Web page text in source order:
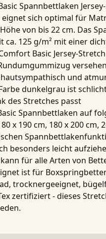
Spannbettlaken
eignet sich optimal für
von bis 22 cm. Das
ca. 125 g/m² mit einer
Basic Jersey-
und
dunkelgrau ist
des Stretches passt
Spannbettlaken auf
x 190 cm, 180 x 200 cm,
besonders leicht
für alle Arten von
ist für
trocknergeeignet,
zertifiziert- dieses